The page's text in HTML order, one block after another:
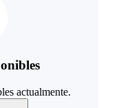
actualmente.